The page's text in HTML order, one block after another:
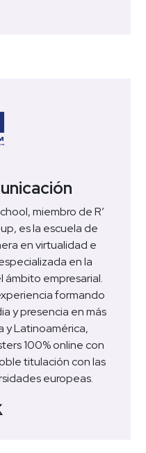
miembro de R’
es la escuela de
en virtualidad e
en la
ámbito empresarial.
formando
y presencia en más
y Latinoamérica,
100% online con
titulación con las
europeas.